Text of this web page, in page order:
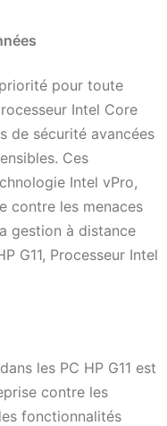
pour toute
Intel Core
de sécurité avancées
Ces
Intel vPro,
contre les menaces
gestion à distance
G11, Processeur Intel
les PC HP G11 est
contre les
fonctionnalités